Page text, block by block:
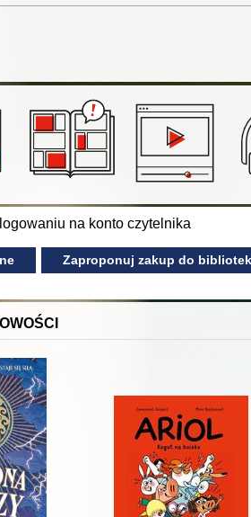
na konto czytelnika
Zaproponuj zakup do